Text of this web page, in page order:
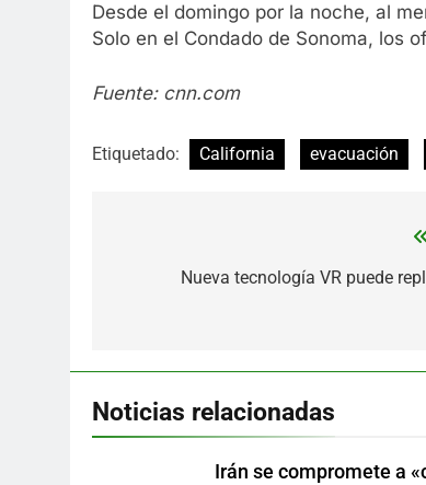
Desde el domingo por la noche, al
Solo en el Condado de Sonoma, los
Fuente: cnn.com
Etiquetado: California evacuación
Nueva tecnología VR puede
Noticias relacionadas
Irán se compromete a